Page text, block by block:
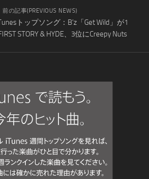
前の記事(PREVIOUS NEWS)
トップソング：B’z「Get Wild」が1
STORY & HYDE、3位にCreepy Nuts